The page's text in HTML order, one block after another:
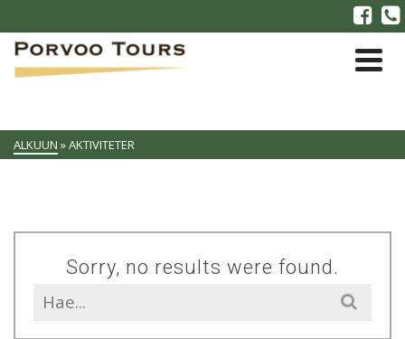
ALKUUN »AKTIVITETER
Sorry, no results were found.
Search
for: